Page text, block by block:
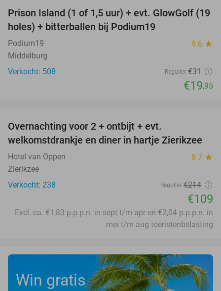
36%
Prison Island (1 of 1,5 uur) + evt. GlowGolf (19
holes) + bitterballen bij Podium19
Podium19 9.6 star
Middelburg
Verkocht: 508
Regulier €31
€19,95
Overnachting voor 2 + ontbijt + evt.
welkomstdrankje en diner in hartje Zierikzee
Hotel van Oppen 8.7 star
Zierikzee
Verkocht: 238
Regulier €214
€109
Excl. ca. €1,83 p.p.p.n. in sept t/m apr en €2,04 p.p.p.n. in
mei t/m aug toeristenbelasting
Win gratis